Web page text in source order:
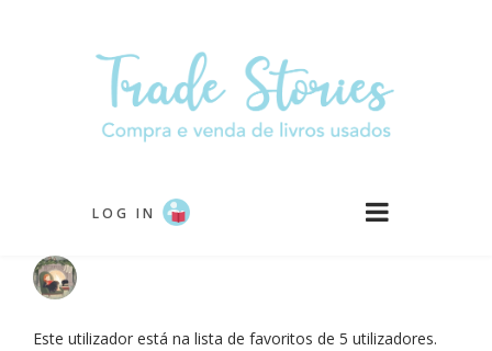
LOG IN
Este utilizador está na lista de favoritos de 5 utilizadores.